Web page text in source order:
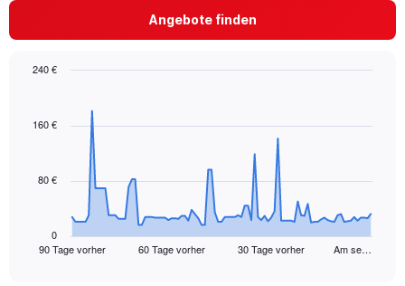
Angebote finden
data
The
90 Tage vorher 60 Tage vorher 30 Tage vorher Am se…
0
80 €
160 €
240 €
End